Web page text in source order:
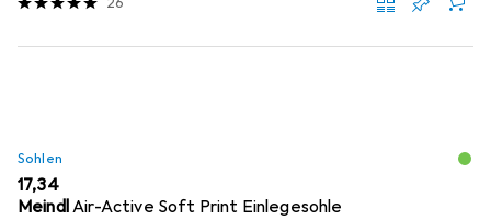
Sohlen
EUR
17,34
MeindlAir-Active Soft Print Einlegesohle